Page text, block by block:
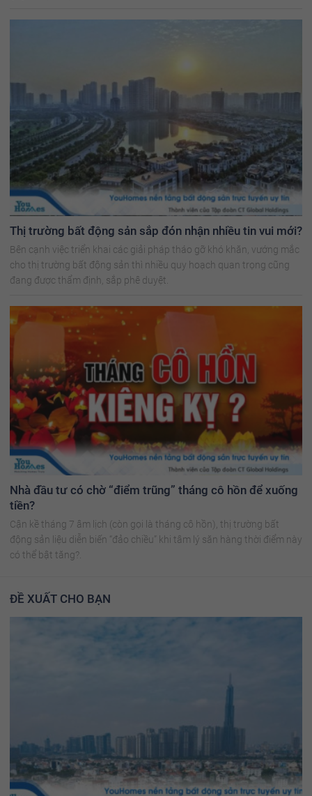
Thị trường bất động sản sắp đón nhận nhiều tin vui mới?
Bên cạnh việc triển khai các giải pháp tháo gỡ khó khăn, vướng mắc
cho thị trường bất động sản thì nhiều quy hoạch quan trọng cũng
đang được thẩm định, sắp phê duyệt.
Nhà đầu tư có chờ “điểm trũng” tháng cô hồn để xuống
tiền?
Cận kề tháng 7 âm lịch (còn gọi là tháng cô hồn), thị trường bất
động sản liệu diễn biến “đảo chiều” khi tâm lý săn hàng thời điểm này
có thể bật tăng?.
ĐỀ XUẤT CHO BẠN